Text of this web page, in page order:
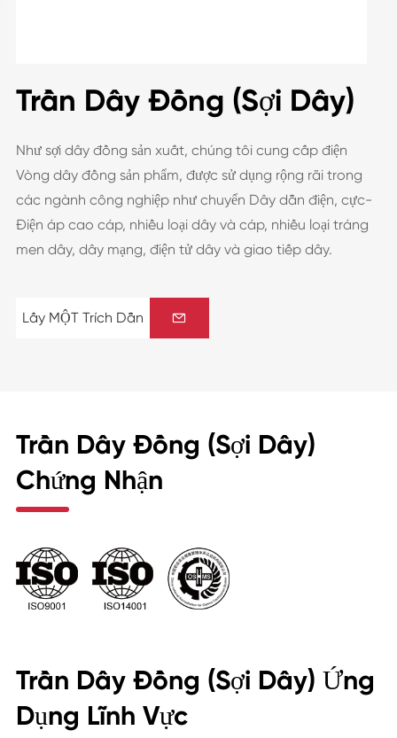
Trần Dây Đồng (Sợi Dây)
Như sợi dây đồng sản xuất, chúng tôi cung cấp điện
Vòng dây đồng sản phẩm, được sử dụng rộng rãi trong
các ngành công nghiệp như chuyển Dây dẫn điện, cực-
Điện áp cao cáp, nhiều loại dây và cáp, nhiều loại tráng
men dây, dây mạng, điện tử dây và giao tiếp dây.
Lấy MỘT Trích Dẫn 
Trần Dây Đồng (Sợi Dây)
Chứng Nhận
Trần Dây Đồng (Sợi Dây) Ứng
Dụng Lĩnh Vực